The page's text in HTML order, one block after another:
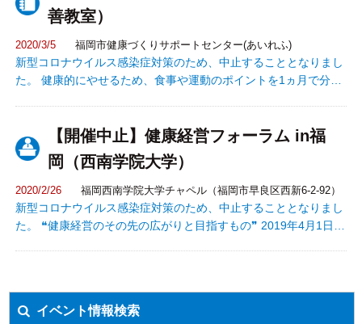
善教室）
2020/3/5 福岡市健康づくりサポートセンター(あいれふ)
新型コロナウイルス感染症対策のため、中止することとなりまし
た。 健康的にやせるため、食事や運動のポイントを1ヵ月で分か
体力測定 生活習慣チェッ
ク 講座2（第2回目)：体力測定結果説明 運動
についての話 効果的に減量するための運動実
技 講座3（第3回目)：食事についての話 料理
モデルを利用した食事選択学習 講座4（第4回目)：1ヵ月の振り
返り、今後の目標設定 運動実技 3ヶ月後 講座
【開催中止】健康経営フォーラム in福
岡（西南学院大学）
2020/2/26 福岡西南学院大学チャペル（福岡市早良区西新6-2-92）
新型コロナウイルス感染症対策のため、中止することとなりまし
た。 ❝健康経営のその先の広がりと目指すもの❞ 2019年4月1日に
本質的な働き方・働かせ方の改革が求められています。 今回のフ
ォーラムでは、働き方改革施行後の現状と課題の把握を行い、会
イベント情報検索